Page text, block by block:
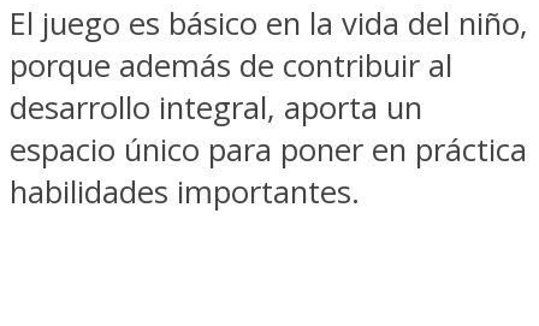
El juego es básico en la vida del niño,
porque además de contribuir al
desarrollo integral, aporta un
espacio único para poner en práctica
habilidades importantes.